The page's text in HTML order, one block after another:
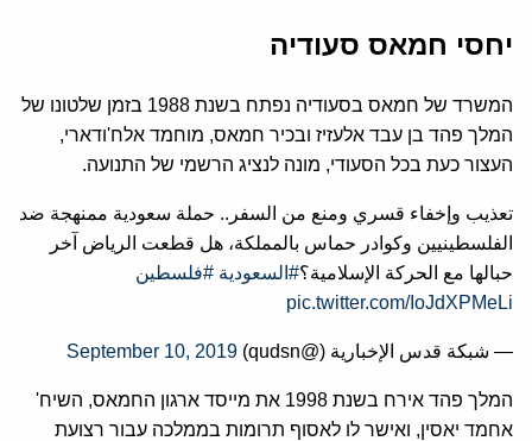
יחסי חמאס סעודיה
המשרד של חמאס בסעודיה נפתח בשנת 1988 בזמן שלטונו של
המלך פהד בן עבד אלעזיז ובכיר חמאס, מוחמד אלח'ודארי,
העצור כעת בכל הסעודי, מונה לנציג הרשמי של התנועה.
تعذيب وإخفاء قسري ومنع من السفر.. حملة سعودية ممنهجة ضد
الفلسطينيين وكوادر حماس بالمملكة، هل قطعت الرياض آخر
حبالها مع الحركة الإسلامية؟#السعودية #فلسطين
pic.twitter.com/IoJdXPMeLi
— شبكة قدس الإخبارية (@qudsn) September 10, 2019
המלך פהד אירח בשנת 1998 את מייסד ארגון החמאס, השיח'
אחמד יאסין, ואישר לו לאסוף תרומות בממלכה עבור רצועת